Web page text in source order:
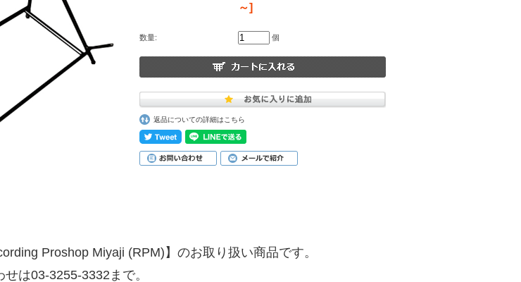
～]
数量: 個
返品についての詳細はこちら
Proshop Miyaji (RPM)】のお取り扱い商品です。
は03-3255-3332まで。